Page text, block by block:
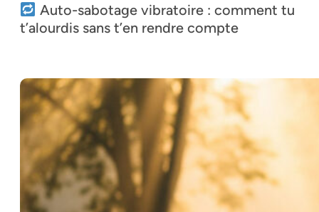
Auto-sabotage vibratoire : comment tu
t’alourdis sans t’en rendre compte